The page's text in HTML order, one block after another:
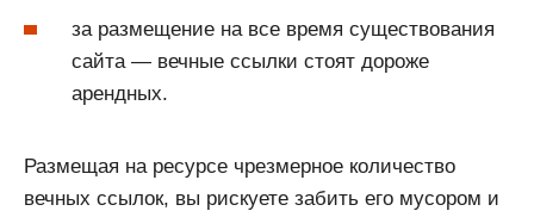
за размещение на все время существования
сайта — вечные ссылки стоят дороже
арендных.
Размещая на ресурсе чрезмерное количество
вечных ссылок, вы рискуете забить его мусором и